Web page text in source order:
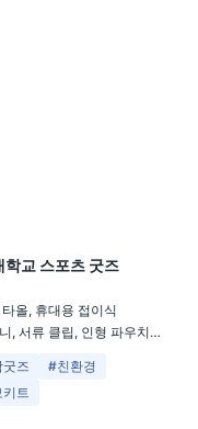
학교 스포츠 굿즈
올, 휴대용 접이식
, 서류 클립, 인형 파우치
즈
#친환경
트